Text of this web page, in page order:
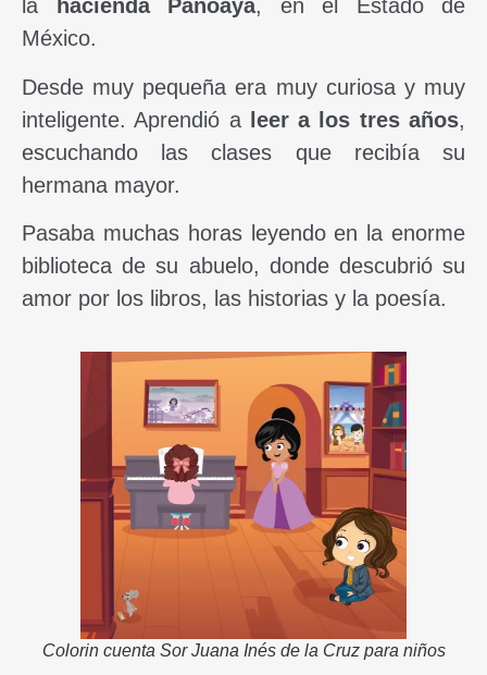
la
hacienda Panoaya, en el Estado de
México.
Desde muy pequeña era muy curiosa y muy
inteligente. Aprendió a
leer a los tres años,
escuchando las clases que recibía su
hermana mayor.
Pasaba muchas horas leyendo en la enorme
biblioteca de su abuelo, donde descubrió su
amor por los libros, las historias y la poesía.
Colorin cuenta Sor Juana Inés de la Cruz para niños